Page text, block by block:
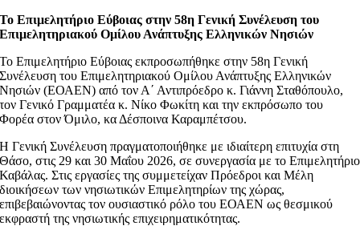
Το Επιμελητήριο Εύβοιας στην 58η Γενική Συνέλευση του
Επιμελητηριακού Ομίλου Ανάπτυξης Ελληνικών Νησιών
Το Επιμελητήριο Εύβοιας εκπροσωπήθηκε στην 58η Γενική
Συνέλευση του Επιμελητηριακού Ομίλου Ανάπτυξης Ελληνικών
Νησιών (ΕΟΑΕΝ) από τον Α΄ Αντιπρόεδρο κ. Γιάννη Σταθόπουλο,
τον Γενικό Γραμματέα κ. Νίκο Φωκίτη και την εκπρόσωπο του
Φορέα στον Όμιλο, κα Δέσποινα Καραμπέτσου.
Η Γενική Συνέλευση πραγματοποιήθηκε με ιδιαίτερη επιτυχία στη
Θάσο, στις 29 και 30 Μαΐου 2026, σε συνεργασία με το Επιμελητήριο
Καβάλας. Στις εργασίες της συμμετείχαν Πρόεδροι και Μέλη
διοικήσεων των νησιωτικών Επιμελητηρίων της χώρας,
επιβεβαιώνοντας τον ουσιαστικό ρόλο του ΕΟΑΕΝ ως θεσμικού
εκφραστή της νησιωτικής επιχειρηματικότητας.